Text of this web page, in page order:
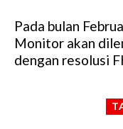
Pada bulan
Monitor akan
dengan resolusi